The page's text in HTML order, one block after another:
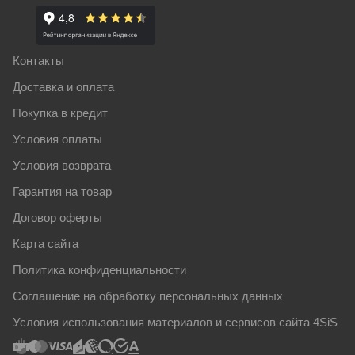
Контакты
Доставка и оплата
Покупка в кредит
Условия оплаты
Условия возврата
Гарантия на товар
Договор оферты
Карта сайта
Политика конфиденциальности
Соглашение на обработку персональных данных
Условия использования материалов и сервисов сайта 4SiS